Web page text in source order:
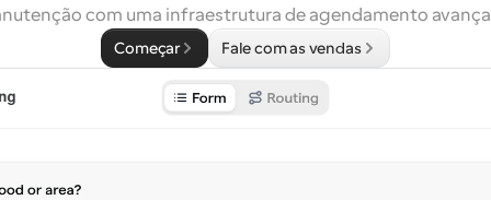
com uma infraestrutura de agendamento
Começar Fale com as vendas